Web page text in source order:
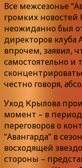
Все межсезонье
громких новостей
неожиданно был
директоров клуба
впрочем, заявил,
самостоятельно и
честно говоря,
Уход Крылова
момент – в
переговоров о
“Авангарда” в
восходящей
стороны –